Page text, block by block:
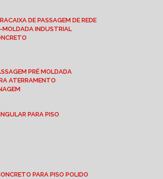
CAIXA DE PASSAGEM DE REDE
MOLDADA INDUSTRIAL
PRÉ MOLDADA
ATERRAMENTO
PARA PISO
CONCRETO PARA PISO POLIDO